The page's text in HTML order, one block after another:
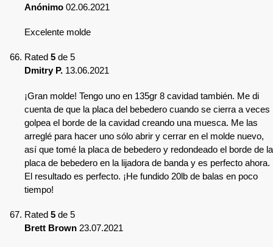
Anónimo 02.06.2021
Excelente molde
Rated 5 de 5
Dmitry P. 13.06.2021
¡Gran molde! Tengo uno en 135gr 8 cavidad también. Me di
cuenta de que la placa del bebedero cuando se cierra a veces
golpea el borde de la cavidad creando una muesca. Me las
arreglé para hacer uno sólo abrir y cerrar en el molde nuevo,
así que tomé la placa de bebedero y redondeado el borde de la
placa de bebedero en la lijadora de banda y es perfecto ahora.
El resultado es perfecto. ¡He fundido 20lb de balas en poco
tiempo!
Rated 5 de 5
Brett Brown 23.07.2021